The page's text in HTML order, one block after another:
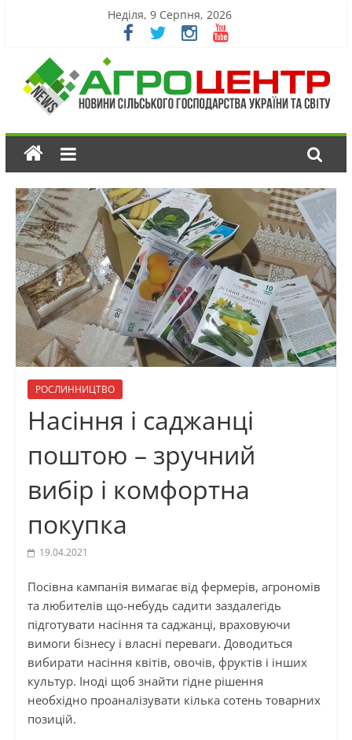
Неділя, 9 Серпня, 2026
РОСЛИННИЦТВО
Насіння і саджанці
поштою – зручний
вибір і комфортна
покупка
19.04.2021
Посівна кампанія вимагає від фермерів, агрономів
та любителів що-небудь садити заздалегідь
підготувати насіння та саджанці, враховуючи
вимоги бізнесу і власні переваги. Доводиться
вибирати насіння квітів, овочів, фруктів і інших
культур. Іноді щоб знайти гідне рішення
необхідно проаналізувати кілька сотень товарних
позицій.